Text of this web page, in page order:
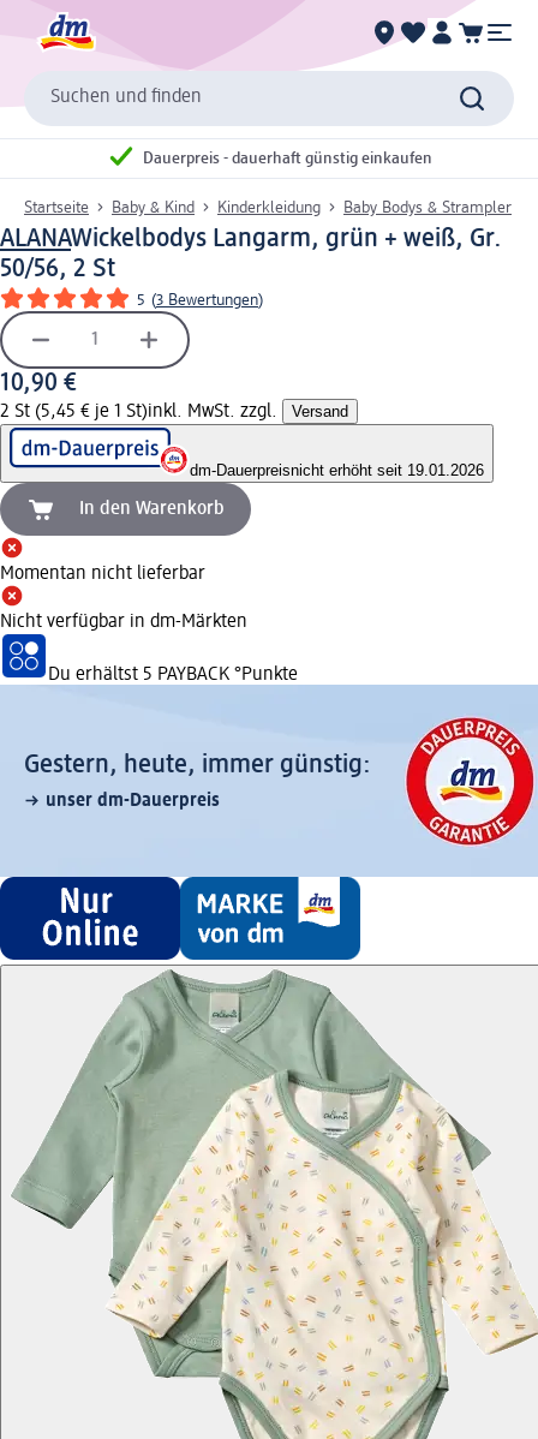
Suchen und finden
Dauerpreis - dauerhaft günstig einkaufen
Startseite Baby & Kind Kinderkleidung Baby Bodys & Strampler
ALANAWickelbodys Langarm, grün + weiß, Gr.
50/56, 2 St
5 (3 Bewertungen)
10,90 €
2 St (5,45 € je 1 St)inkl. MwSt. zzgl. Versand
dm-Dauerpreisnicht erhöht seit 19.01.2026
In den Warenkorb
Momentan nicht lieferbar
Nicht verfügbar in dm-Märkten
Du erhältst 5 PAYBACK °Punkte
Gestern, heute, immer günstig:
unser dm-Dauerpreis